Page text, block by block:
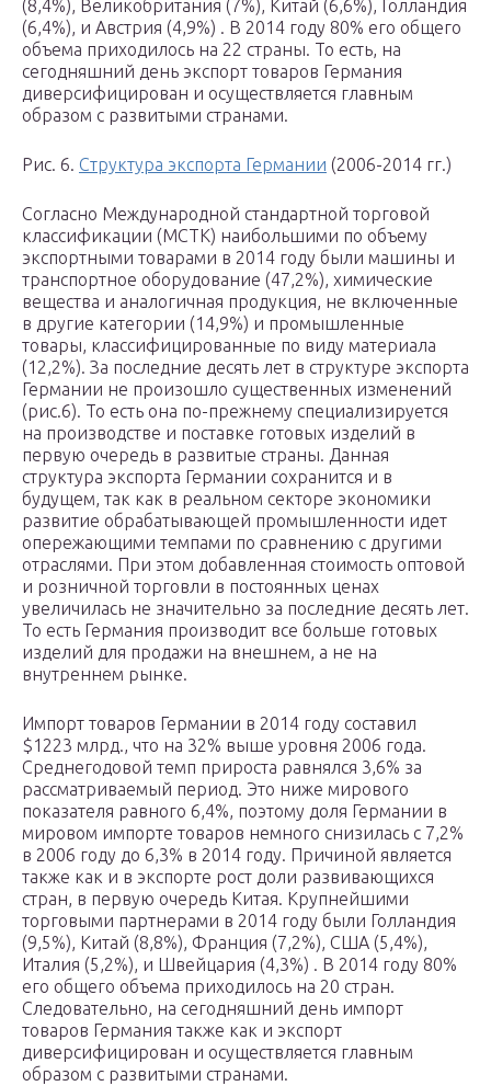
(8,4%), Великобритания (7%), Китай (6,6%), Голландия
(6,4%), и Австрия (4,9%) . В 2014 году 80% его общего
объема приходилось на 22 страны. То есть, на
сегодняшний день экспорт товаров Германия
диверсифицирован и осуществляется главным
образом с развитыми странами.
Рис. 6. Структура экспорта Германии (2006-2014 гг.)
Согласно Международной стандартной торговой
классификации (МСТК) наибольшими по объему
экспортными товарами в 2014 году были машины и
транспортное оборудование (47,2%), химические
вещества и аналогичная продукция, не включенные
в другие категории (14,9%) и промышленные
товары, классифицированные по виду материала
(12,2%). За последние десять лет в структуре экспорта
Германии не произошло существенных изменений
(рис.6). То есть она по-прежнему специализируется
на производстве и поставке готовых изделий в
первую очередь в развитые страны. Данная
структура экспорта Германии сохранится и в
будущем, так как в реальном секторе экономики
развитие обрабатывающей промышленности идет
опережающими темпами по сравнению с другими
отраслями. При этом добавленная стоимость оптовой
и розничной торговли в постоянных ценах
увеличилась не значительно за последние десять лет.
То есть Германия производит все больше готовых
изделий для продажи на внешнем, а не на
внутреннем рынке.
Импорт товаров Германии в 2014 году составил
$1223 млрд., что на 32% выше уровня 2006 года.
Среднегодовой темп прироста равнялся 3,6% за
рассматриваемый период. Это ниже мирового
показателя равного 6,4%, поэтому доля Германии в
мировом импорте товаров немного снизилась с 7,2%
в 2006 году до 6,3% в 2014 году. Причиной является
также как и в экспорте рост доли развивающихся
стран, в первую очередь Китая. Крупнейшими
торговыми партнерами в 2014 году были Голландия
(9,5%), Китай (8,8%), Франция (7,2%), США (5,4%),
Италия (5,2%), и Швейцария (4,3%) . В 2014 году 80%
его общего объема приходилось на 20 стран.
Следовательно, на сегодняшний день импорт
товаров Германия также как и экспорт
диверсифицирован и осуществляется главным
образом с развитыми странами.